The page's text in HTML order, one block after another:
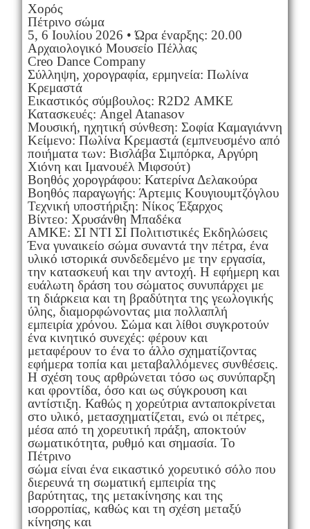
Χορός
Πέτρινο σώμα
5, 6 Ιουλίου 2026 • Ώρα έναρξης: 20.00
Αρχαιολογικό Μουσείο Πέλλας
Creo Dance Company
Σύλληψη, χορογραφία, ερμηνεία: Πωλίνα
Κρεμαστά
Εικαστικός σύμβουλος: R2D2 ΑΜΚΕ
Κατασκευές: Angel Atanasov
Μουσική, ηχητική σύνθεση: Σοφία Καμαγιάννη
Κείμενο: Πωλίνα Κρεμαστά (εμπνευσμένο από
ποιήματα των: Βισλάβα Σιμπόρκα, Αργύρη
Χιόνη και Ιμανουέλ Μιφσούτ)
Βοηθός χορογράφου: Κατερίνα Δελακούρα
Βοηθός παραγωγής: Άρτεμις Κουγιουμτζόγλου
Τεχνική υποστήριξη: Νίκος Έξαρχος
Βίντεο: Χρυσάνθη Μπαδέκα
ΑΜΚΕ: ΣΙ ΝΤΙ ΣΙ Πολιτιστικές Εκδηλώσεις
Ένα γυναικείο σώμα συναντά την πέτρα, ένα
υλικό ιστορικά συνδεδεμένο με την εργασία,
την κατασκευή και την αντοχή. Η εφήμερη και
ευάλωτη δράση του σώματος συνυπάρχει με
τη διάρκεια και τη βραδύτητα της γεωλογικής
ύλης, διαμορφώνοντας μια πολλαπλή
εμπειρία χρόνου. Σώμα και λίθοι συγκροτούν
ένα κινητικό συνεχές: φέρουν και
μεταφέρουν το ένα το άλλο σχηματίζοντας
εφήμερα τοπία και μεταβαλλόμενες συνθέσεις.
Η σχέση τους αρθρώνεται τόσο ως συνύπαρξη
και φροντίδα, όσο και ως σύγκρουση και
αντίστιξη. Καθώς η χορεύτρια ανταποκρίνεται
στο υλικό, μετασχηματίζεται, ενώ οι πέτρες,
μέσα από τη χορευτική πράξη, αποκτούν
σωματικότητα, ρυθμό και σημασία. Το
Πέτρινο
σώμα είναι ένα εικαστικό χορευτικό σόλο που
διερευνά τη σωματική εμπειρία της
βαρύτητας, της μετακίνησης και της
ισορροπίας, καθώς και τη σχέση μεταξύ
κίνησης και